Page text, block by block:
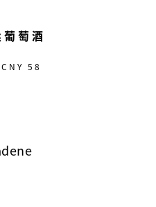
萄酒
CNY 58